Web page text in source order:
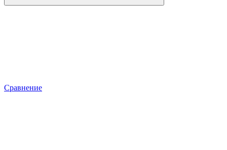
Сравнение